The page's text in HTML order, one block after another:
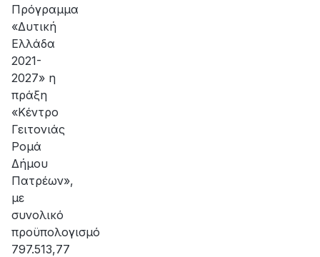
Πρόγραμμα
«Δυτική
Ελλάδα
2021-
2027» η
πράξη
«Κέντρο
Γειτονιάς
Ρομά
Δήμου
Πατρέων»,
με
συνολικό
προϋπολογισμό
797.513,77